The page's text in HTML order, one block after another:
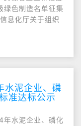
绿色制造名单征集
息化厅关于组织
泥企业、磷
准达标公示
水泥企业、磷化